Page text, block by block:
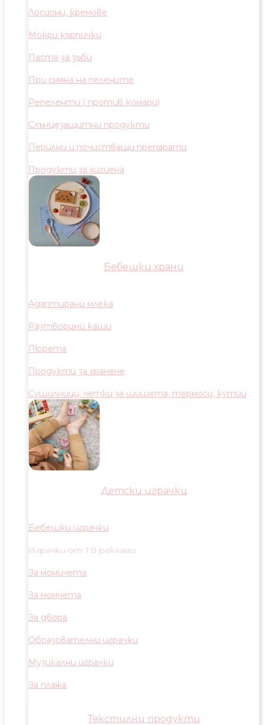
Лосиони, кремове
Мокри кърпички
Паста за зъби
При смяна на пелените
Репеленти ( против комари)
Слънцезащитни продукти
Перилни и почистващи препарати
Продукти за хигиена
Бебешки храни
Адаптирани млека
Разтворими каши
Пюрета
Продукти за хранене
Сушилници, четки за шишета, термоси, кутии
Детски играчки
Бебешки играчки
Играчки от ТВ реклами
За момичета
За момчета
За двора
Образователни играчки
Музикални играчки
За плажа
Текстилни продукти